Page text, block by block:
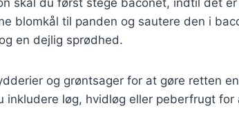
blomkål til panden og sautere den i
en dejlig sprødhed.
og grøntsager for at gøre retten
inkludere løg, hvidløg eller peberfrugt